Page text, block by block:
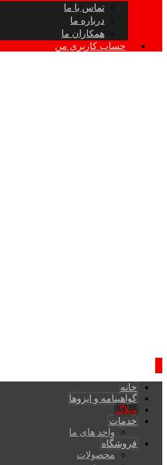
تماس با ما
درباره ما
همکاران ما
حساب کاربری من
خانه
گواهینامه و ایزوها
وبلاگ
خدمات
واحد های ما
فروشگاه
محصولات